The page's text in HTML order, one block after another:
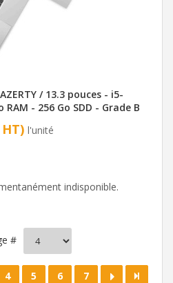
/ 13.3 pouces - i5-
RAM - 256 Go SDD - Grade B
l'unité
indisponible.
#
4 5 6 7